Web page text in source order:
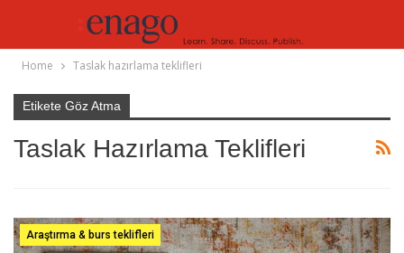
Home Taslak hazırlama teklifleri
Etikete Göz Atma
Taslak Hazırlama Teklifleri
Araştırma & burs teklifleri